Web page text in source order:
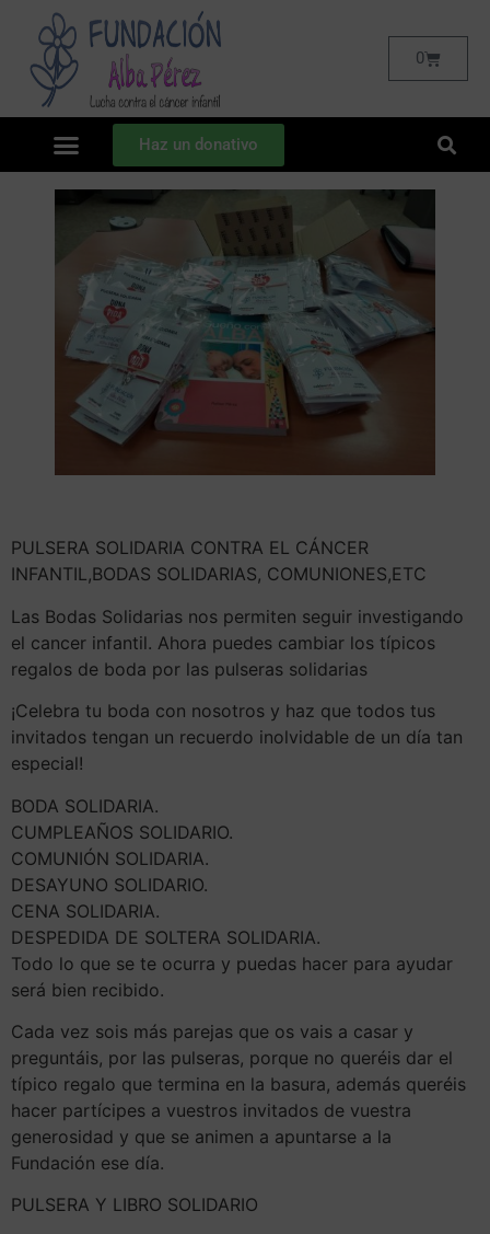
0
Haz un donativo
PULSERA SOLIDARIA CONTRA EL CÁNCER
INFANTIL,BODAS SOLIDARIAS, COMUNIONES,ETC
Las Bodas Solidarias nos permiten seguir investigando
el cancer infantil. Ahora puedes cambiar los típicos
regalos de boda por las pulseras solidarias
¡Celebra tu boda con nosotros y haz que todos tus
invitados tengan un recuerdo inolvidable de un día tan
especial!
BODA SOLIDARIA.
CUMPLEAÑOS SOLIDARIO.
COMUNIÓN SOLIDARIA.
DESAYUNO SOLIDARIO.
CENA SOLIDARIA.
DESPEDIDA DE SOLTERA SOLIDARIA.
Todo lo que se te ocurra y puedas hacer para ayudar
será bien recibido.
Cada vez sois más parejas que os vais a casar y
preguntáis, por las pulseras, porque no queréis dar el
típico regalo que termina en la basura, además queréis
hacer partícipes a vuestros invitados de vuestra
generosidad y que se animen a apuntarse a la
Fundación ese día.
PULSERA Y LIBRO SOLIDARIO